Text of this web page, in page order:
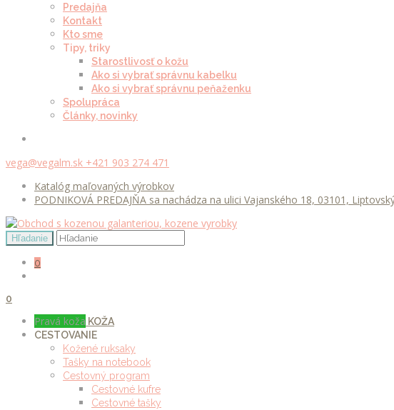
Predajňa
Kontakt
Kto sme
Tipy, triky
Starostlivosť o kožu
Ako si vybrať správnu kabelku
Ako si vybrať správnu peňaženku
Spolupráca
Články, novinky
vega@vegalm.sk +421 903 274 471
Katalóg maľovaných výrobkov
PODNIKOVÁ PREDAJŇA sa nachádza na ulici Vajanského 18, 03101,
0
0
Pravá koža KOŽA
CESTOVANIE
Kožené ruksaky
Tašky na notebook
Cestovný program
Cestovné kufre
Cestovné tašky